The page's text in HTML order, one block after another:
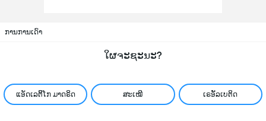
ການການເດົາ
ໃຜຈະຊະນະ?
ແອັດເລຕິິໂກ ມາດຣິດ ສະເໝີ ເຣອັັລເບຕິດ